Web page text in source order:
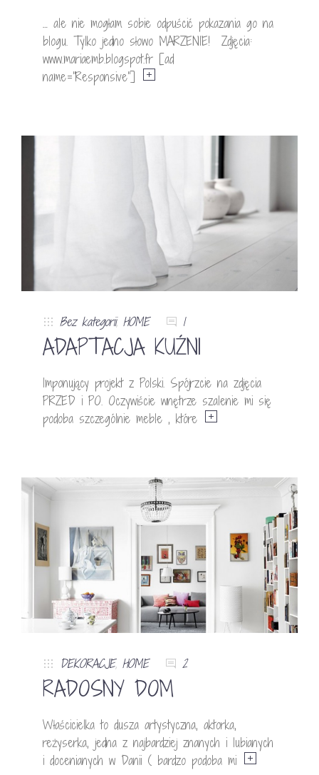
… ale nie mogłam sobie odpuścić pokazania go na
blogu. Tylko jedno słowo MARZENIE! Zdjęcia:
www.mariaemb.blogspot.fr [ad
name=”Responsive”]
Bez kategorii, HOME 1
ADAPTACJA KUŹNI
Imponujący projekt z Polski. Spójrzcie na zdjęcia
PRZED i PO. Oczywiście wnętrze szalenie mi się
podoba szczególnie meble , które
DEKORACJE, HOME 2
RADOSNY DOM
Właścicielka to dusza artystyczna, aktorka,
reżyserka, jedna z najbardziej znanych i lubianych
i docenianych w Danii ( bardzo podoba mi